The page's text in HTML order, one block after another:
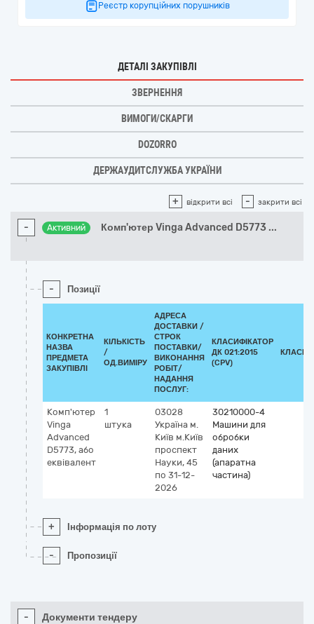
Реєстр корупційних порушників
ДЕТАЛІ ЗАКУПІВЛІ
ЗВЕРНЕННЯ
ВИМОГИ/СКАРГИ
DOZORRO
ДЕРЖАУДИТСЛУЖБА УКРАЇНИ
+ відкрити всі - закрити всі
- Активний Комп'ютер Vinga Advanced D5773 ...
- Позиції
КОНКРЕТНА
НАЗВА
ПРЕДМЕТА
ЗАКУПІВЛІ
КІЛЬКІСТЬ
/
ОД.ВИМІРУ
АДРЕСА
ДОСТАВКИ /
СТРОК
ПОСТАВКИ/
ВИКОНАННЯ
РОБІТ/
НАДАННЯ
ПОСЛУГ:
КЛАСИФІКАТОР
ДК 021:2015
(CPV)
Комп'ютер
Vinga
Advanced
D5773, або
еквівалент
1
штука
03028
Україна м.
Київ м.Київ
проспект
Науки, 45
по 31-12-
2026
30210000-4
Машини для
обробки
даних
(апаратна
частина)
+ Інформація по лоту
- Пропозиції
- Документи тендеру